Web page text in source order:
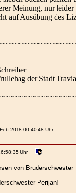
Meinung, nur
auf Ausübung des
der Stadt
2018 00:40:48 Uhr
Uhr
von
Perijan!